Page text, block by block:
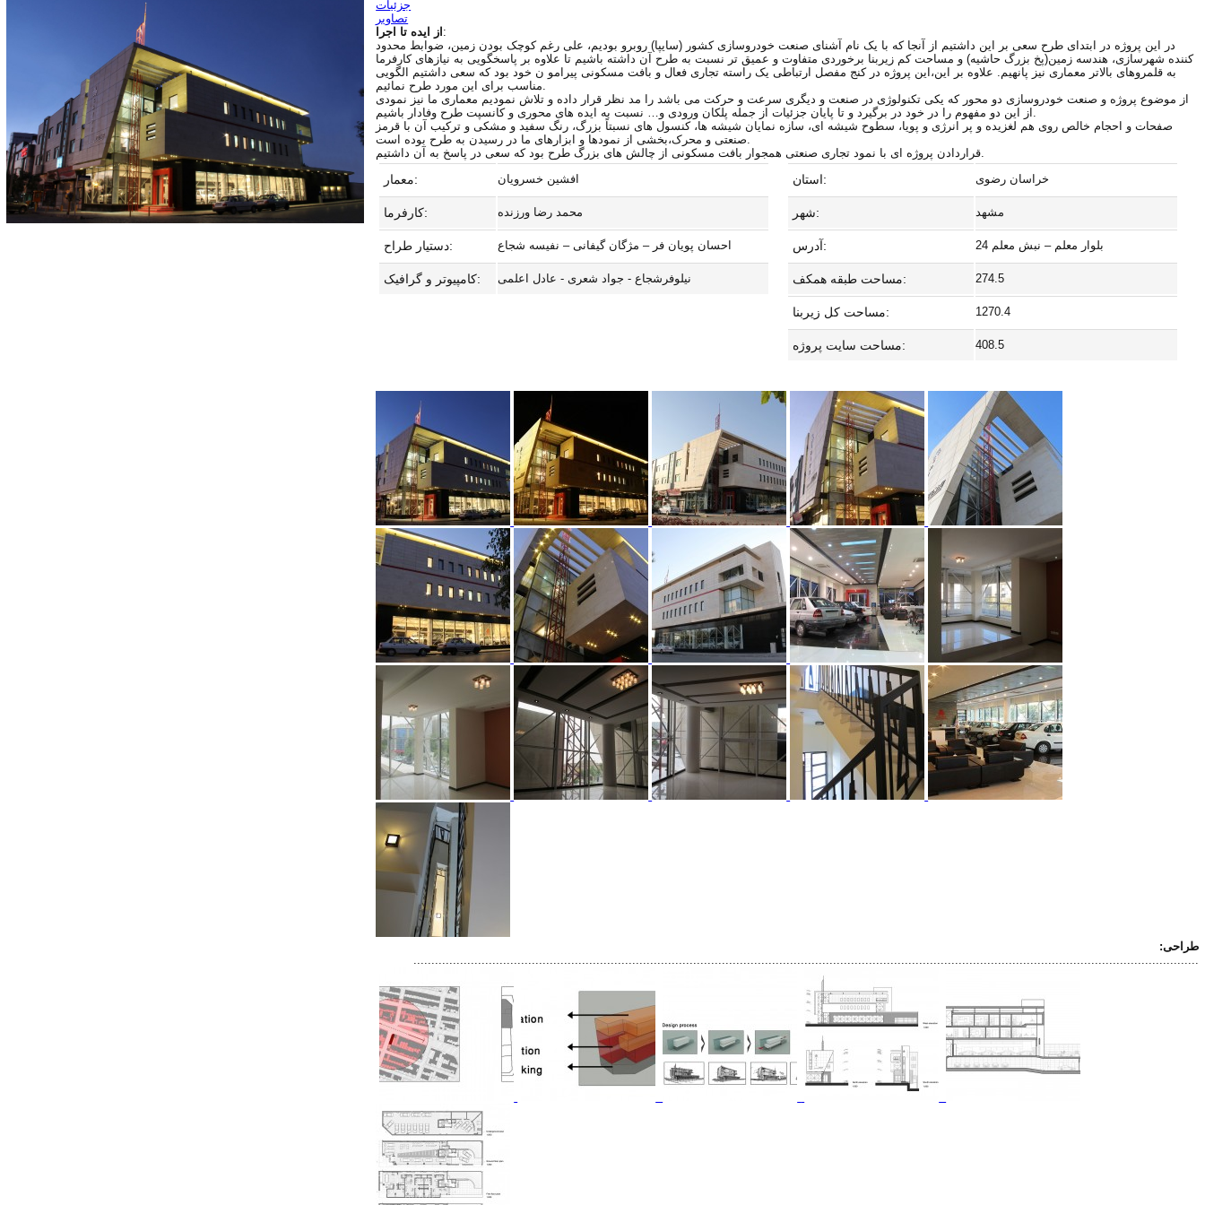
جزئیات
تصاویر
از ایده تا اجرا :
در این پروژه در ابتدای طرح سعی بر این داشتیم از آنجا که با یک نام آشنای صنعت خودروسازی کشور (سایپا) روبرو بودیم، علی رغم کوچک بودن زمین، ضوابط محدود
کننده شهرسازی، هندسه زمین(پخ بزرگ حاشیه) و مساحت کم زیربنا برخوردی متفاوت و عمیق تر نسبت به طرح آن داشته باشیم تا علاوه بر پاسخگویی به نیازهای کارفرما
به قلمروهای بالاتر معماری نیز پانهیم. علاوه بر این،این پروژه در کنج مفصل ارتباطی یک راسته تجاری فعال و بافت مسکونی پیرامو ن خود بود که سعی داشتیم الگویی
مناسب برای این مورد طرح نمائیم.
از موضوع پروژه و صنعت خودروسازی دو محور که یکی تکنولوژی در صنعت و دیگری سرعت و حرکت می باشد را مد نظر قرار داده و تلاش نمودیم معماری ما نیز نمودی
از این دو مفهوم را در خود در برگیرد و تا پایان جزئیات از جمله پلکان ورودی و… نسبت به ایده های محوری و کانسپت طرح وفادار باشیم.
صفحات و احجام خالص روی هم لغزیده و پر انرژی و پویا، سطوح شیشه ای، سازه نمایان شیشه ها، کنسول های نسبتاً بزرگ، رنگ سفید و مشکی و ترکیب آن با قرمز
صنعتی و محرک،بخشی از نمودها و ابزارهای ما در رسیدن به طرح بوده است.
قراردادن پروژه ای با نمود تجاری صنعتی همجوار بافت مسکونی از چالش های بزرگ طرح بود که سعی در پاسخ به آن داشتیم.
معمار: افشین خسرویان
کارفرما: محمد رضا ورزنده
دستیار طراح: احسان پویان فر – مژگان گیفانی – نفیسه شجاع
کامپیوتر و گرافیک: نیلوفرشجاع - جواد شعری - عادل اعلمی
استان: خراسان رضوی
شهر: مشهد
آدرس: بلوار معلم – نبش معلم 24
مساحت طبقه همکف: 274.5
مساحت کل زیربنا: 1270.4
مساحت سایت پروژه: 408.5
طراحی:
...........................................................................................................................................................................................................................